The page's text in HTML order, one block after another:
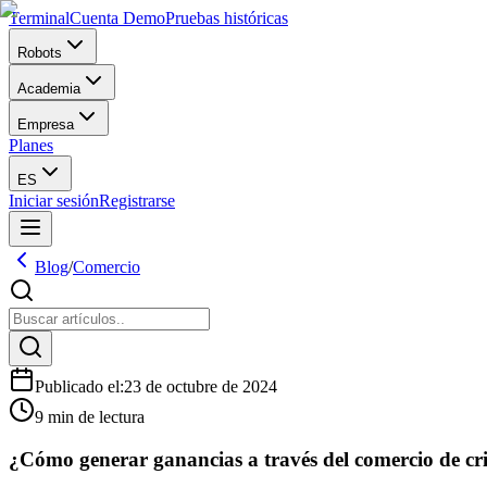
TerminalCuenta DemoPruebas históricas
Robots
Academia
Empresa
Planes
ES
Iniciar sesiónRegistrarse
Blog/Comercio
Publicado el:23 de octubre de 2024
9 min de lectura
¿Cómo generar ganancias a través del comercio de